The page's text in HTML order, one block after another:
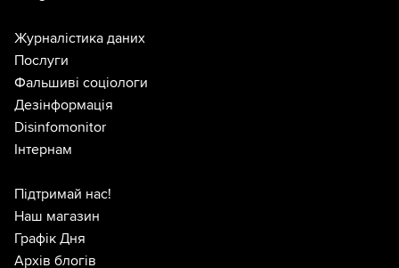
Журналістика даних
Послуги
Фальшиві соціологи
Дезінформація
Disinfomonitor
Інтернам
Підтримай нас!
Наш магазин
Графік Дня
Архів блогів